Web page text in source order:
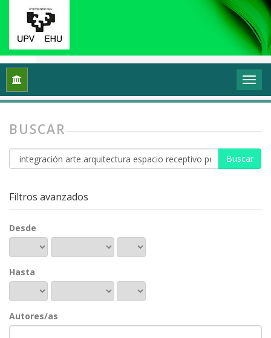
Inicio
BUSCAR
Buscar
artículos
Filtros avanzados
Desde
Hasta
Autores/as